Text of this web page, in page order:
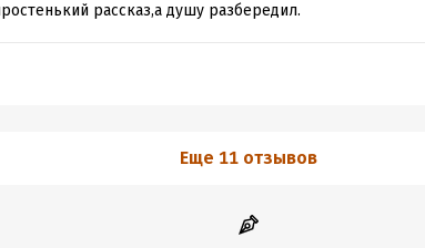
рассказ,а душу разбередил.
Еще 11 отзывов